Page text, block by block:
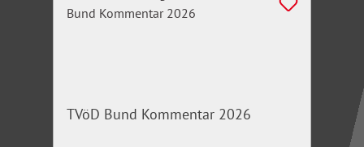
TVöD Bund Kommentar 2026